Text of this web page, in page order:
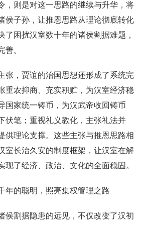
，则是对这一思路的继续与升华，将
侯子孙，让推恩思路从理论彻底转化
了困扰汉室数十年的诸侯割据难题，
善。
张，贾谊的治国思想还形成了系统完
重农抑商、充实积贮，为汉室经济稳
国家统一铸币，为汉武帝收回铸币
伏笔；重视礼义教化，主张礼法并
供理论支撑。这些主张与推恩思路相
室长治久安的制度框架，让汉室在解
现了经济、政治、文化的全面稳固。
年的聪明，照亮集权管理之路
侯割据隐患的远见，不仅改变了汉初